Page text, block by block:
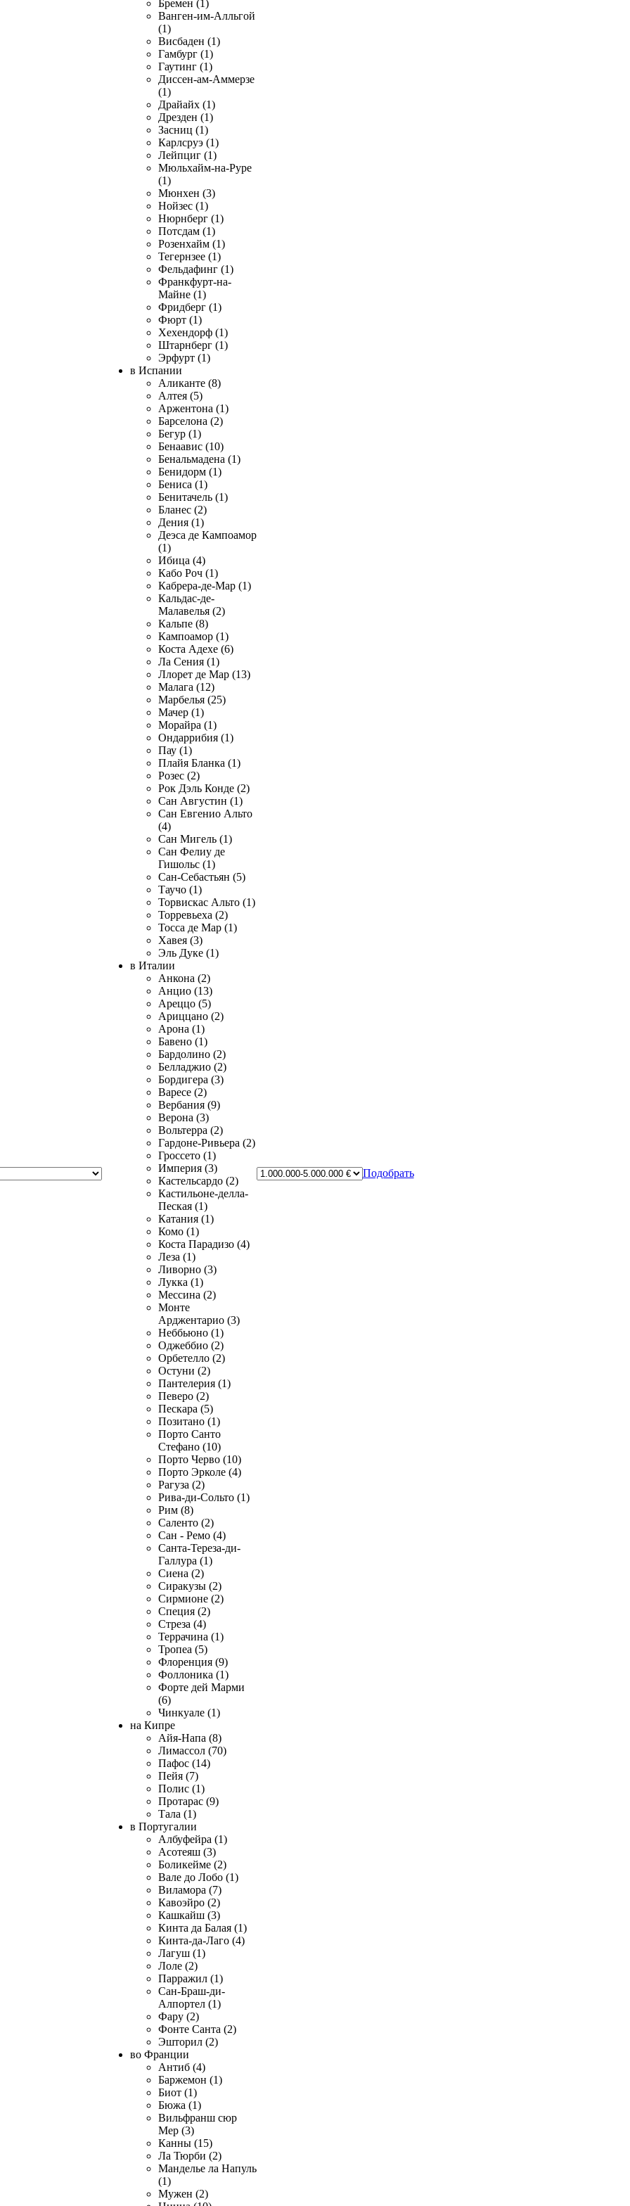
Бремен (1)
Ванген-им-Алльгой
(1)
Висбаден (1)
Гамбург (1)
Гаутинг (1)
Диссен-ам-Аммерзе
(1)
Драйайх (1)
Дрезден (1)
Засниц (1)
Карлсруэ (1)
Лейпциг (1)
Мюльхайм-на-Руре
(1)
Мюнхен (3)
Нойзес (1)
Нюрнберг (1)
Потсдам (1)
Розенхайм (1)
Тегернзее (1)
Фельдафинг (1)
Франкфурт-на-
Майне (1)
Фридберг (1)
Фюрт (1)
Хехендорф (1)
Штарнберг (1)
Эрфурт (1)
в Испании
Аликанте (8)
Алтея (5)
Аржентона (1)
Барселона (2)
Бегур (1)
Бенаавис (10)
Бенальмадена (1)
Бенидорм (1)
Бениса (1)
Бенитачель (1)
Бланес (2)
Дения (1)
Деэса де Кампоамор
(1)
Ибица (4)
Кабо Роч (1)
Кабрера-де-Мар (1)
Кальдас-де-
Малавелья (2)
Кальпе (8)
Кампоамор (1)
Коста Адехе (6)
Ла Сения (1)
Ллорет де Мар (13)
Малага (12)
Марбелья (25)
Мачер (1)
Морайра (1)
Ондаррибия (1)
Пау (1)
Плайя Бланка (1)
Розес (2)
Рок Дэль Конде (2)
Сан Августин (1)
Сан Евгенио Альто
(4)
Сан Мигель (1)
Сан Фелиу де
Гишольс (1)
Сан-Себастьян (5)
Таучо (1)
Торвискас Альто (1)
Торревьеха (2)
Тосса де Мар (1)
Хавея (3)
Эль Дуке (1)
в Италии
Анкона (2)
Анцио (13)
Ареццо (5)
Ариццано (2)
Арона (1)
Бавено (1)
Бардолино (2)
Белладжио (2)
Бордигера (3)
Варесе (2)
Вербания (9)
Верона (3)
Вольтерра (2)
Гардоне-Ривьера (2)
Гроссето (1)
Империя (3)
Кастельсардо (2)
Кастильоне-делла-
Пеская (1)
Катания (1)
Комо (1)
Коста Парадизо (4)
Леза (1)
Ливорно (3)
Лукка (1)
Мессина (2)
Монте
Арджентарио (3)
Неббьюно (1)
Оджеббио (2)
Орбетелло (2)
Остуни (2)
Пантелерия (1)
Певеро (2)
Пескара (5)
Позитано (1)
Порто Санто
Стефано (10)
Порто Черво (10)
Порто Эрколе (4)
Рагуза (2)
Рива-ди-Сольто (1)
Рим (8)
Саленто (2)
Сан - Ремо (4)
Санта-Тереза-ди-
Галлура (1)
Сиена (2)
Сиракузы (2)
Сирмионе (2)
Специя (2)
Стреза (4)
Террачина (1)
Тропеа (5)
Флоренция (9)
Фоллоника (1)
Форте дей Марми
(6)
Чинкуале (1)
на Кипре
Айя-Напа (8)
Лимассол (70)
Пафос (14)
Пейя (7)
Полис (1)
Протарас (9)
Тала (1)
в Португалии
Албуфейра (1)
Асотеяш (3)
Боликейме (2)
Вале до Лобо (1)
Виламора (7)
Кавоэйро (2)
Кашкайш (3)
Кинта да Балая (1)
Кинта-да-Лаго (4)
Лагуш (1)
Лоле (2)
Парражил (1)
Сан-Браш-ди-
Алпортел (1)
Фару (2)
Фонте Санта (2)
Эшторил (2)
во Франции
Антиб (4)
Баржемон (1)
Биот (1)
Бюжа (1)
Вильфранш сюр
Мер (3)
Канны (15)
Ла Тюрби (2)
Манделье ла Напуль
(1)
Мужен (2)
Подобрать